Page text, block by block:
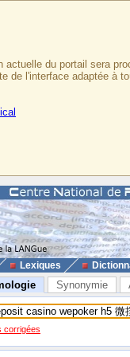
du portail sera
de l'interface adaptée à
Lexiques
Synonymie
corrigées